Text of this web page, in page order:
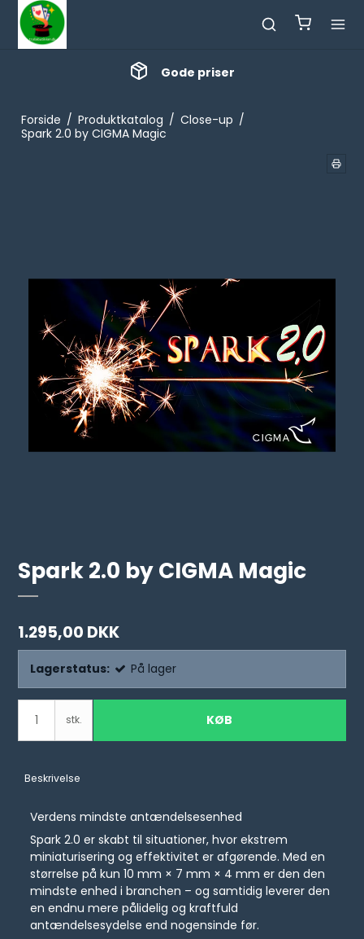
Gode priser
Forside / Produktkatalog / Close-up /
Spark 2.0 by CIGMA Magic
Spark 2.0 by CIGMA Magic
1.295,00 DKK
Lagerstatus: På lager
stk. KØB
Beskrivelse
Verdens mindste antændelsesenhed
Spark 2.0 er skabt til situationer, hvor ekstrem
miniaturisering og effektivitet er afgørende. Med en
størrelse på kun 10 mm × 7 mm × 4 mm er den den
mindste enhed i branchen – og samtidig leverer den
en endnu mere pålidelig og kraftfuld
antændelsesydelse end nogensinde før.